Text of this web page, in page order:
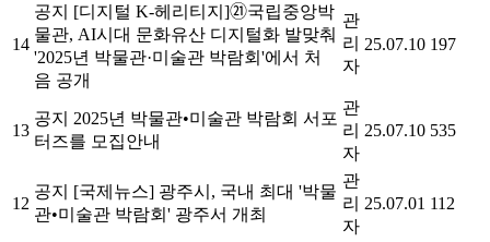
14
공지
[디지털 K-헤리티지]㉑국립중앙박
물관, AI시대 문화유산 디지털화 발맞춰
'2025년 박물관·미술관 박람회'에서 처
음 공개
관
리
자
25.07.10 197
13
공지
2025년 박물관•미술관 박람회 서포
터즈를 모집안내
관
리
자
25.07.10 535
12
공지
[국제뉴스] 광주시, 국내 최대 '박물
관•미술관 박람회' 광주서 개최
관
리
자
25.07.01 112